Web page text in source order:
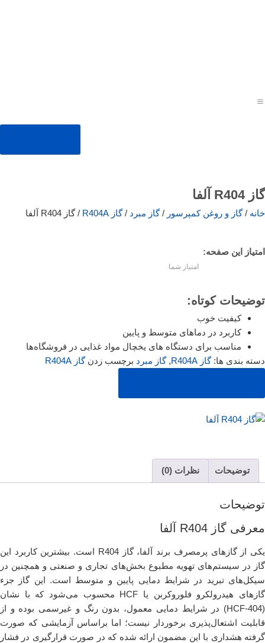
گاز R404 آلفا
خانه /گاز و روغن کمپرسور /گاز مبرد /گاز R404A / گاز R404 آلفا
امتیاز این صفحه:
امتیاز شما
توضیحات کوتاه:
کیفیت خوب
کاربرد در دماهای متوسط و پایین
مناسب برای دستگاه های یخچال مواد غذایی در فروشگاه‌ها
دسته بندی ها: گاز R404A ,گاز مبرد برچسب زدن گاز R404A
توضیحات نظرات (0)
توضیحات
معرفی گاز R404 آلفا
یکی از گازهای پرمصرف برند آلفا، گاز R404 است. بیشترین کاربرد این
گاز در سیستم‌های تهویه مطبوع بخش‌های تجاری و صنعتی و همچنین در
سیکل‌های تبرید در شرایط دمایی پایین و متوسط است. این گاز جزء
گازهای هیدرولکرو فلوروکربن یا HCF محسوب می‌شود که با نشان
(HCF-404) در شرایط دمایی معمول، بدون رنگ و غیرسمی بوده و از
قابلیت اشتعال‌پذیری برخوردار نیست؛ اما براساس آزمایشی که صورت
گرفته هشداری با این مضمون ارائه شده که در صورت قرارگیری در فشار